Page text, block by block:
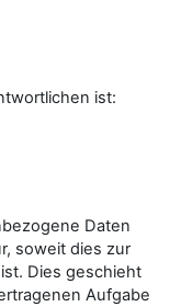
ist:
Daten
soweit dies zur
Dies geschieht
Aufgabe